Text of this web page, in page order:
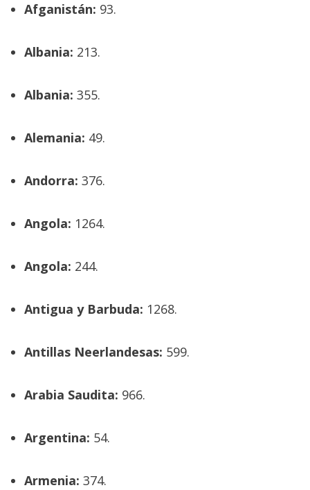
Afganistán: 93.
Albania: 213.
Albania: 355.
Alemania: 49.
Andorra: 376.
Angola: 1264.
Angola: 244.
Antigua y Barbuda: 1268.
Antillas Neerlandesas: 599.
Arabia Saudita: 966.
Argentina: 54.
Armenia: 374.